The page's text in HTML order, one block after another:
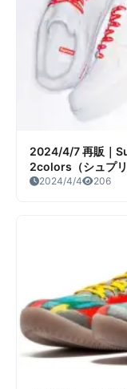
2024/4/7 再販｜
2colors（シュプリ
ー）販売/定価/店舗
2024/4/4 206